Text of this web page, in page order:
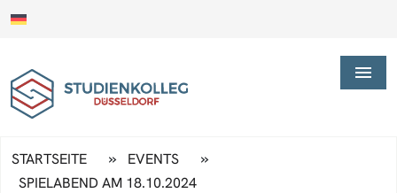
STARTSEITE » EVENTS »
SPIELABEND AM 18.10.2024